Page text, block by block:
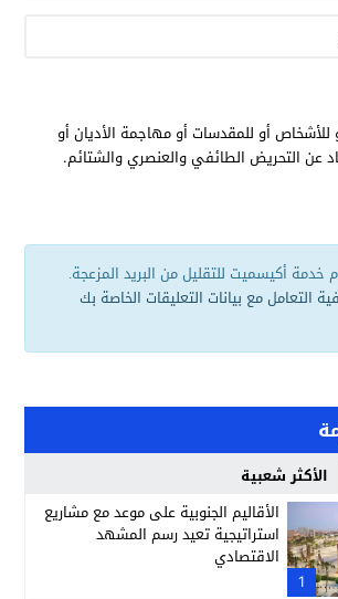
للأشخاص أو للمقدسات أو مهاجمة الأديان أو
عن التحريض الطائفي والعنصري والشتائم.
أكيسميت للتقليل من البريد المزعجة.
التعامل مع بيانات التعليقات الخاصة بك
الأكثر شعبية
1
الأقاليم الجنوبية على موعد مع مشاريع
استراتيجية تعيد رسم المشهد
الاقتصادي